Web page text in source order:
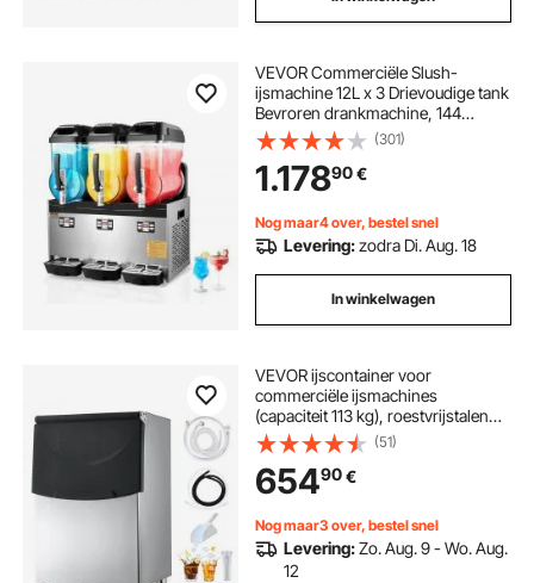
VEVOR Commerciële Slush-
ijsmachine 12L x 3 Drievoudige tank
Bevroren drankmachine, 144
kopjes RVS Slush-ijsmachine met
toetsenbord Softijsmachine voor
feesten, restaurants, cafés en bars
(301)
1.17890€
Nog maar4 over, bestel snel
Levering:zodra Di. Aug. 18
In winkelwagen
VEVOR ijscontainer voor
commerciële ijsmachines
(capaciteit 113 kg), roestvrijstalen
ijscontainer met antislip rubberen
voetjes, voor restaurants (alleen de
container)
(51)
65490€
Nog maar3 over, bestel snel
Levering:Zo. Aug. 9 - Wo. Aug.
12